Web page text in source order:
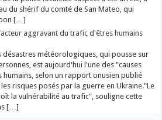
du shérif du comté de San Mateo, qui
[…]
aggravant du trafic d'êtres humains
désastres météorologiques, qui pousse sur
est aujourd'hui l'une des "causes
selon un rapport onusien publié
risques posés par la guerre en Ukraine."Le
la vulnérabilité au trafic", souligne cette
[…]